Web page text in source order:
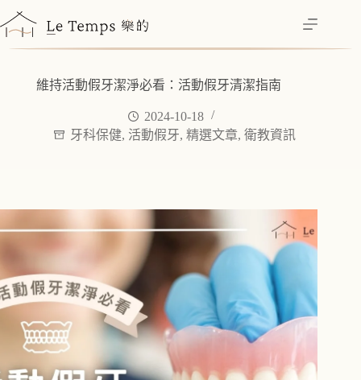
至
主
維持活動假牙潔淨必看：活動假牙清潔指南
2024-10-18
牙科保健, 活動假牙,精選文章,衛教資訊